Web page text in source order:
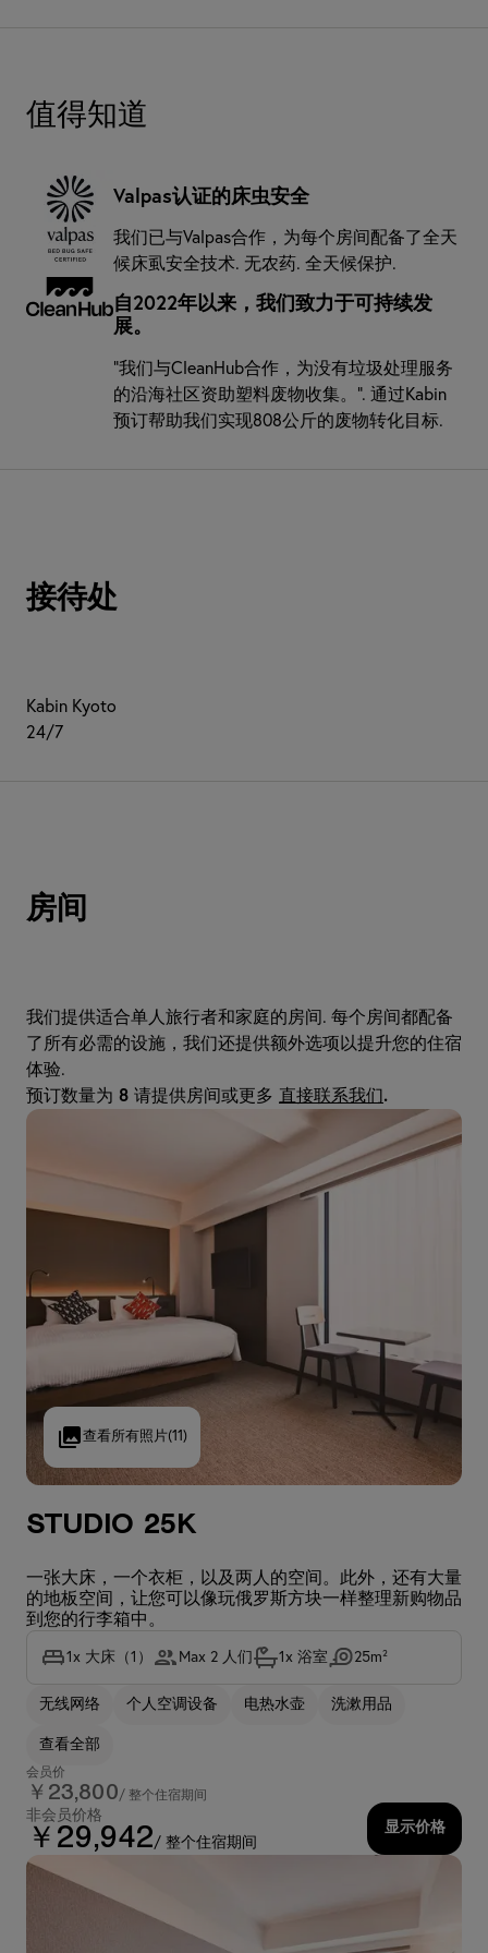
值得知道
Valpas认证的床虫安全
我们已与Valpas合作，为每个房间配备了全天
候床虱安全技术. 无农药. 全天候保护.
自2022年以来，我们致力于可持续发
展。
“我们与CleanHub合作，为没有垃圾处理服务
的沿海社区资助塑料废物收集。”. 通过Kabin
预订帮助我们实现808公斤的废物转化目标.
接待处
Kabin Kyoto
24/7
房间
我们提供适合单人旅行者和家庭的房间. 每个房间都配备
了所有必需的设施，我们还提供额外选项以提升您的住宿
体验.
预订数量为 8 请提供房间或更多 直接联系我们 .
查看所有照片(11)
Studio 25K
一张大床，一个衣柜，以及两人的空间。此外，还有大量
的地板空间，让您可以像玩俄罗斯方块一样整理新购物品
到您的行李箱中。
1x 大床（1） Max 2 人们 1x 浴室 25m²
无线网络 个人空调设备 电热水壶 洗漱用品
查看全部
会员价
￥23,800/ 整个住宿期间
非会员价格
￥29,942/ 整个住宿期间
显示价格